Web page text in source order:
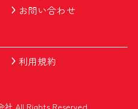
お問い合わせ
利用規約
All Rights Reserved.